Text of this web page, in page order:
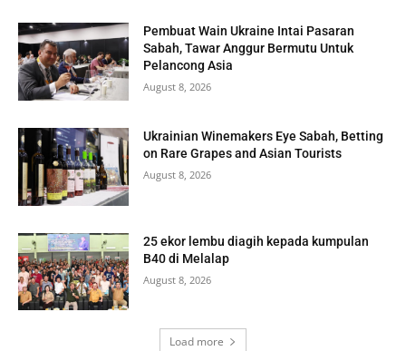
Pembuat Wain Ukraine Intai Pasaran
Sabah, Tawar Anggur Bermutu Untuk
Pelancong Asia
August 8, 2026
Ukrainian Winemakers Eye Sabah, Betting
on Rare Grapes and Asian Tourists
August 8, 2026
25 ekor lembu diagih kepada kumpulan
B40 di Melalap
August 8, 2026
Load more